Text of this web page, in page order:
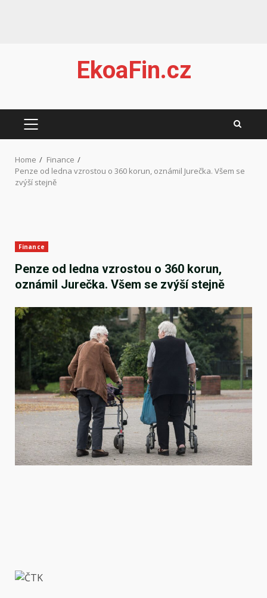
EkoaFin.cz
PRIMARY
Home
Finance
Penze od ledna vzrostou o 360 korun, oznámil Jurečka. Všem se
zvýší stejně
Finance
Penze od ledna vzrostou o 360 korun,
oznámil Jurečka. Všem se zvýší stejně